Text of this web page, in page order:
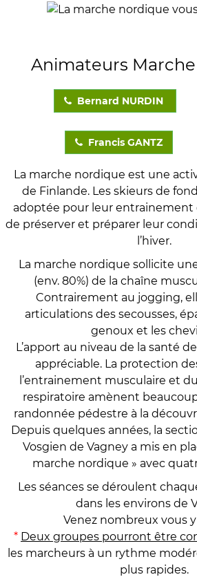
Animateurs
Bernard NURDIN
Francis GANTZ
La marche nordique est une
de Finlande. Les skieurs de
adoptée pour leur entrainement
de préserver et préparer leur
l’hiver.
La marche nordique sollicite
(env. 80%) de la chaîne
Contrairement au jogging,
articulations des secousses,
genoux et les
L’apport au niveau de la santé
appréciable. La protection
l’entrainement musculaire et
respiratoire amènent
randonnée pédestre à la
Depuis quelques années, la
Vosgien de Vagney a mis en
marche nordique » avec
Les séances se déroulent
dans les environs de
Venez nombreux vous y
* Deux groupes pourront être
les marcheurs à un rythme
plus rapides.